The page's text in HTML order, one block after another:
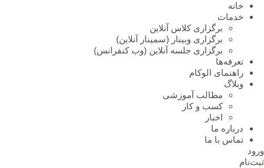
خانه
خدمات
برگزاری کلاس آنلاین
برگزاری وبینار (سمینار آنلاین)
برگزاری جلسه آنلاین (وب کنفرانس)
تعرفه‌ها
راهنمای الوکام
وبلاگ
مطالب آموزشی
کسب و کار
اخبار
درباره ما
تماس با ما
ورود
ثبت‌نام